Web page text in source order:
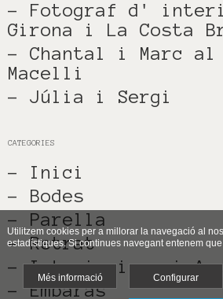
- Fotograf d'
Girona i La Costa
- Chantal i Marc al
Macelli
- Júlia i Sergi
CATEGORIES
- Inici
- Bodes
- Parella
- Retrat
- Interiorisme i
- Embaràs
Utilitzem cookies per a millorar la navegació al
estadístiques. Si continues navegant entenem
Més informació Configurar